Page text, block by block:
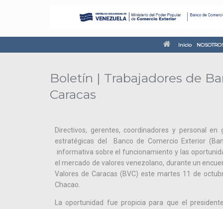
Inicio
Boletín | Trabajadores de
Caracas
Directivos, gerentes, coordinadores y personal
estratégicas del Banco de Comercio Exterior
informativa sobre el funcionamiento y las
el mercado de valores venezolano, durante un
Valores de Caracas (BVC) este martes 11 de
Chacao.
La oportunidad fue propicia para que el